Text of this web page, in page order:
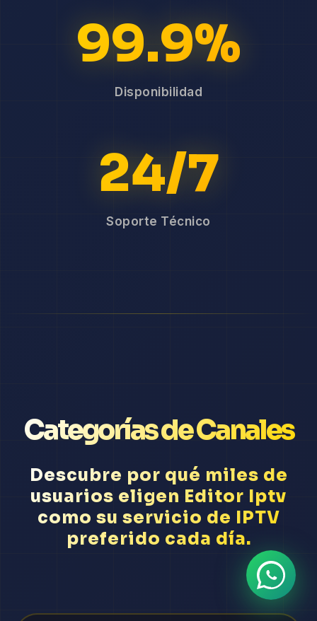
99.9%
Disponibilidad
24/7
Soporte Técnico
Categorías de Canales
Descubre por qué miles de
usuarios eligen Editor Iptv
como su servicio de IPTV
preferido cada día.